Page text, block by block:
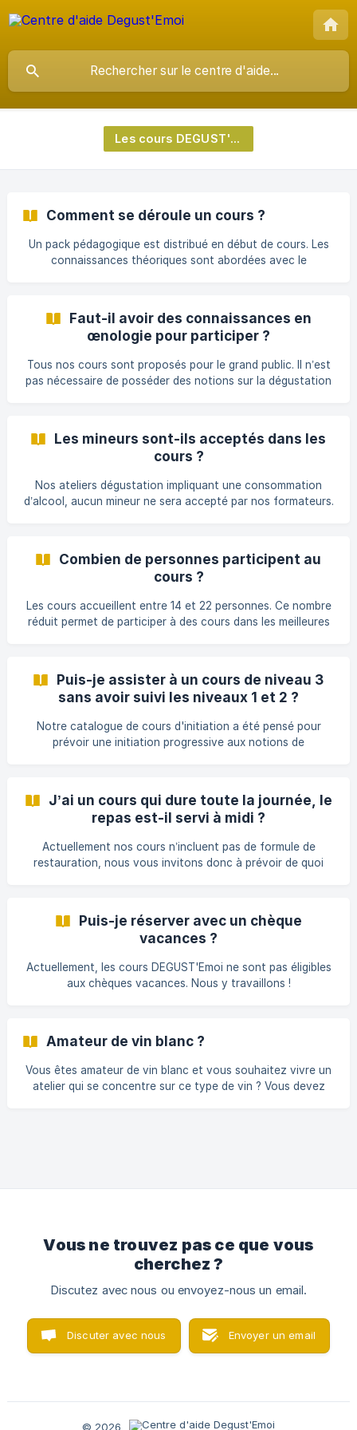
Les cours DEGUST'Emoi
Comment se déroule un cours ?
Un pack pédagogique est distribué en début de cours. Les
connaissances théoriques sont abordées avec le
dégustation et une fiche pour vos notes personnelles. Les
vins dégustés sont ceux sélectionnés par notre équipe en
la dégustation pour vous en apprendre les méthodes
Faut-il avoir des connaissances en
œnologie pour participer ?
Tous nos cours sont proposés pour le grand public. Il n’est
pas nécessaire de posséder des notions sur la dégustation
la dégustation en fonction de la thématique du cours
auquel vous participerez. La seule condition d’entrée est la
refuser l’entrée au cours si un mineur a été insc
Les mineurs sont-ils acceptés dans les
cours ?
Nos ateliers dégustation impliquant une consommation
d’alcool, aucun mineur ne sera accepté par nos formateurs.
Combien de personnes participent au
cours ?
Les cours accueillent entre 14 et 22 personnes. Ce nombre
réduit permet de participer à des cours dans les meilleures
Puis-je assister à un cours de niveau 3
sans avoir suivi les niveaux 1 et 2 ?
Notre catalogue de cours d'initiation a été pensé pour
prévoir une initiation progressive aux notions de
structurer votre mémoire olfactive en [niveau 3]
(https://degustatio
J’ai un cours qui dure toute la journée, le
repas est-il servi à midi ?
Actuellement nos cours n’incluent pas de formule de
restauration, nous vous invitons donc à prévoir de quoi
Puis-je réserver avec un chèque
vacances ?
Actuellement, les cours DEGUST'Emoi ne sont pas éligibles
aux chèques vacances. Nous y travaillons !
Amateur de vin blanc ?
Vous êtes amateur de vin blanc et vous souhaitez vivre un
atelier qui se concentre sur ce type de vin ? Vous devez
Vous ne trouvez pas ce que vous
cherchez ?
Discutez avec nous ou envoyez-nous un email.
Discuter avec nous Envoyer un email
© 2026